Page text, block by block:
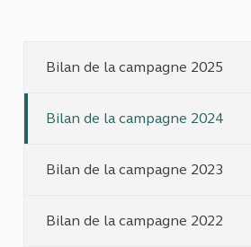
Bilan de la campagne 2025
Bilan de la campagne 2024
Bilan de la campagne 2023
Bilan de la campagne 2022